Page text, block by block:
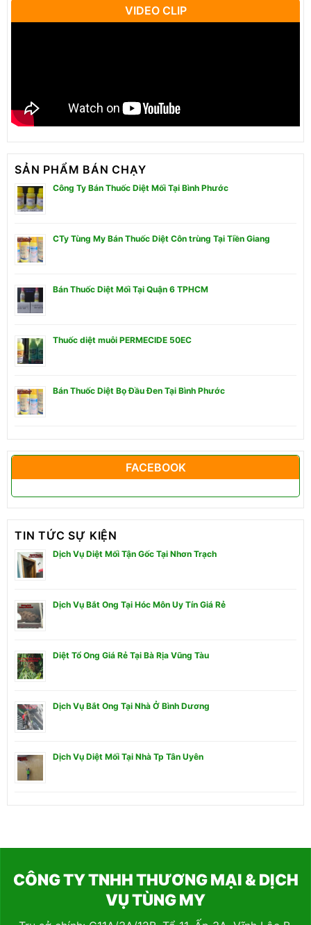
VIDEO CLIP
SẢN PHẨM BÁN CHẠY
Công Ty Bán Thuốc Diệt Mối Tại Bình Phước
CTy Tùng My Bán Thuốc Diệt Côn trùng Tại Tiền Giang
Bán Thuốc Diệt Mối Tại Quận 6 TPHCM
Thuốc diệt muỗi PERMECIDE 50EC
Bán Thuốc Diệt Bọ Đầu Đen Tại Bình Phước
FACEBOOK
TIN TỨC SỰ KIỆN
Dịch Vụ Diệt Mối Tận Gốc Tại Nhơn Trạch
Dịch Vụ Bắt Ong Tại Hóc Môn Uy Tín Giá Rẻ
Diệt Tổ Ong Giá Rẻ Tại Bà Rịa Vũng Tàu
Dịch Vụ Bắt Ong Tại Nhà Ở Bình Dương
Dịch Vụ Diệt Mối Tại Nhà Tp Tân Uyên
CÔNG TY TNHH THƯƠNG MẠI & DỊCH
VỤ TÙNG MY